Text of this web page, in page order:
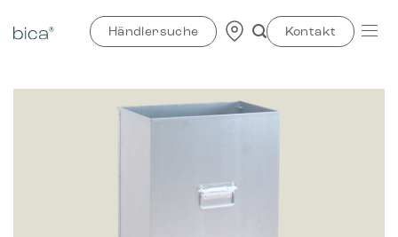
Inhalt
Händlersuche Kontakt